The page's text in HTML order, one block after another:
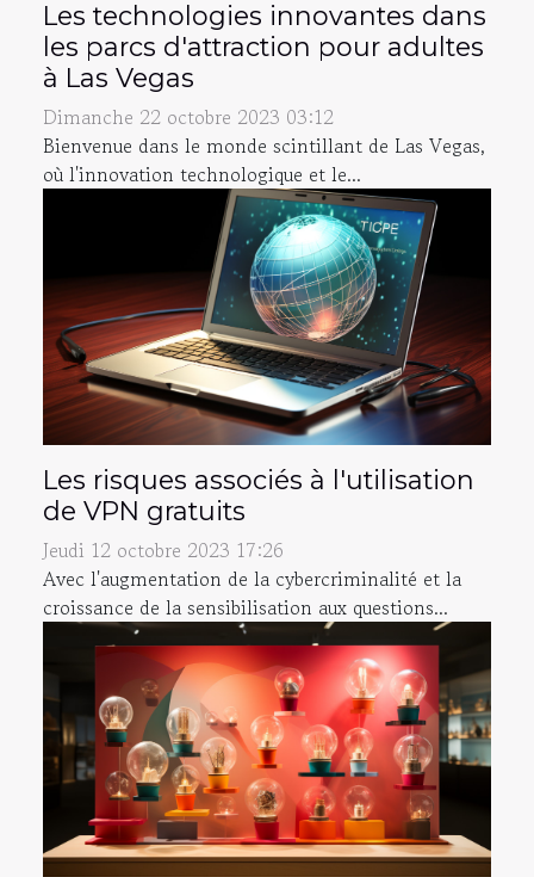
Les technologies innovantes dans
les parcs d'attraction pour adultes
à Las Vegas
Dimanche 22 octobre 2023 03:12
Bienvenue dans le monde scintillant de Las Vegas,
où l'innovation technologique et le...
Les risques associés à l'utilisation
de VPN gratuits
Jeudi 12 octobre 2023 17:26
Avec l'augmentation de la cybercriminalité et la
croissance de la sensibilisation aux questions...